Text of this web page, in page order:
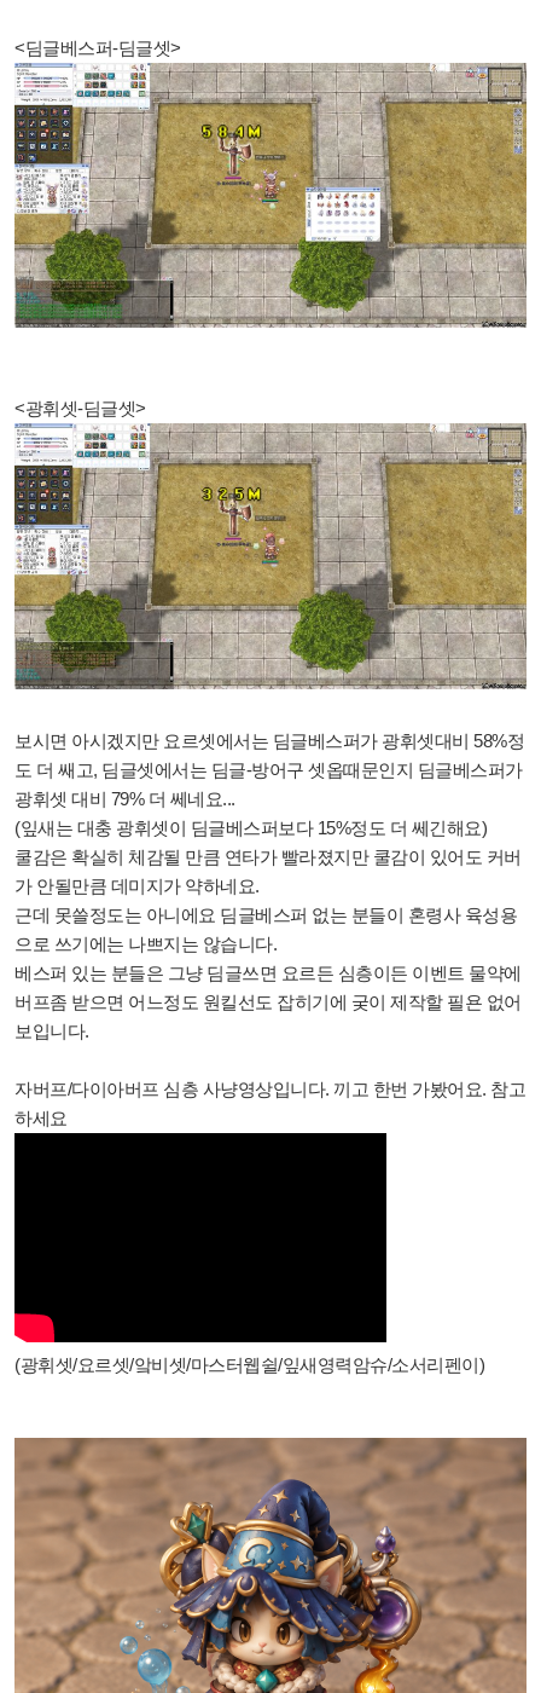
<딤글베스퍼-딤글셋>
<광휘셋-딤글셋>
보시면 아시겠지만 요르셋에서는 딤글베스퍼가 광휘셋대비 58%정
도 더 쌔고, 딤글셋에서는 딤글-방어구 셋옵때문인지 딤글베스퍼가
광휘셋 대비 79% 더 쎄네요...
(잎새는 대충 광휘셋이 딤글베스퍼보다 15%정도 더 쎄긴해요)
쿨감은 확실히 체감될 만큼 연타가 빨라졌지만 쿨감이 있어도 커버
가 안될만큼 데미지가 약하네요.
근데 못쓸정도는 아니에요 딤글베스퍼 없는 분들이 혼령사 육성용
으로 쓰기에는 나쁘지는 않습니다.
베스퍼 있는 분들은 그냥 딤글쓰면 요르든 심층이든 이벤트 물약에
버프좀 받으면 어느정도 원킬선도 잡히기에 궂이 제작할 필욘 없어
보입니다.
자버프/다이아버프 심층 사냥영상입니다. 끼고 한번 가봤어요. 참고
하세요
(광휘셋/요르셋/앜비셋/마스터웹쉴/잎새영력암슈/소서리펜이)